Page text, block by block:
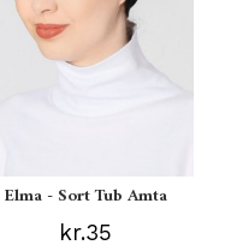
Elma - Sort Tub Amta
kr.35